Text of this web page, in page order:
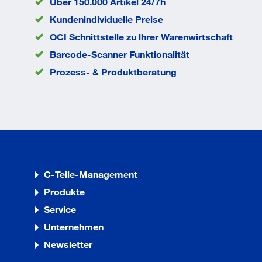
Angriff km
mm
Norm
DIN
Durchmesser
d
24 mm
EAN/GTIN None
Kundenindividuelle Preise
OCI Schnittstelle zu lhrer Warenwirtschaft
Barcode-Scanner Funktionalität
Prozess- & Produktberatung
C-Teile-Management
Produkte
Service
Unternehmen
Newsletter